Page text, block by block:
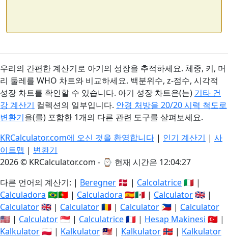
우리의 간편한 계산기로 아기의 성장을 추적하세요. 체중, 키, 머
리 둘레를 WHO 차트와 비교하세요. 백분위수, z-점수, 시각적
성장 차트를 확인할 수 있습니다. 아기 성장 차트은(는) 기타 건
강 계산기 컬렉션의 일부입니다. 안경 처방을 20/20 시력 척도로
변환기을(를) 포함한 1개의 다른 관련 도구를 살펴보세요.
KRCalculator.com에 오신 것을 환영합니다 | 인기 계산기 | 사
이트맵 | 변환기
2026 © KRCalculator.com - ⌚ 현재 시간은 12:04:27
다른 언어의 계산기: | Beregner 🇩🇰 | Calcolatrice🇮🇹 |
Calculadora 🇧🇷🇵🇹 | Calculadora 🇪🇸🇲🇽 | Calculator🇬🇧 |
Calculator🇬🇧 | Calculator🇷🇴 | Calculator 🇵🇭 | Calculator
🇺🇸 | Calculator🇸🇬 | Calculatrice🇫🇷 | Hesap Makinesi 🇹🇷 |
Kalkulator🇵🇱 | Kalkulator🇲🇾 | Kalkulator🇳🇴 | Kalkulator